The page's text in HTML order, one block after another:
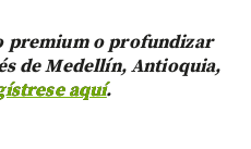
premium o profundizar
de Medellín, Antioquia,
aquí.